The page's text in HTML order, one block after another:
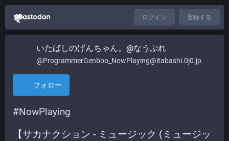
ログイン 登録する
いたばしのげんちゃん。@なうぷれ
@ProgrammerGenboo_NowPlaying@itabashi.0j0.jp
フォロー
#NowPlaying
【サカナクション - ミュージック (ミュージッ